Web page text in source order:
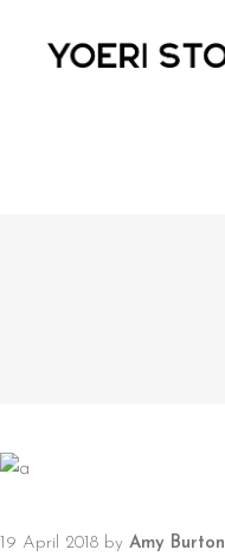
19 April 2018 by Amy Burton